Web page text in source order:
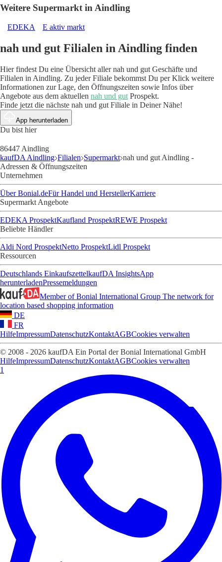
Weitere Supermarkt in Aindling
EDEKA E aktiv markt
nah und gut Filialen in Aindling finden
Hier findest Du eine Übersicht aller nah und gut Geschäfte und
Filialen in Aindling. Zu jeder Filiale bekommst Du per Klick weitere
Informationen zur Lage, den Öffnungszeiten sowie Infos über
Angebote aus dem aktuellen nah und gut Prospekt.
Finde jetzt die nächste nah und gut Filiale in Deiner Nähe!
App herunterladen
Du bist hier
86447 Aindling
kaufDA Aindling Filialen Supermarkt nah und gut Aindling -
Adressen & Öffnungszeiten
Unternehmen
Über Bonial.deFür Handel und HerstellerKarriere
Supermarkt Angebote
EDEKA ProspektKaufland ProspektREWE Prospekt
Beliebte Händler
Aldi Nord ProspektNetto ProspektLidl Prospekt
Ressourcen
Deutschlands EinkaufszettelkaufDA InsightsApp
herunterladenPressemeldungen
Member of Bonial International Group The network for
location based shopping information
DE
FR
HilfeImpressumDatenschutzKontaktAGBCookies verwalten
© 2008 - 2026 kaufDA Ein Portal der Bonial International GmbH
HilfeImpressumDatenschutzKontaktAGBCookies verwalten
1